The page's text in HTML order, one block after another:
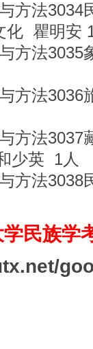
方法3034
化 瞿明安
方法3035
方法3036
方法3037
少英 1人
方法3038
民族学